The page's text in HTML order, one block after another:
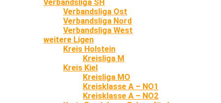
Verbandsliga SH
Verbandsliga Ost
Verbandsliga Nord
Verbandsliga West
weitere Ligen
Kreis Holstein
Kreisliga M
Kreis Kiel
Kreisliga MO
Kreisklasse A – NO1
Kreisklasse A – NO2